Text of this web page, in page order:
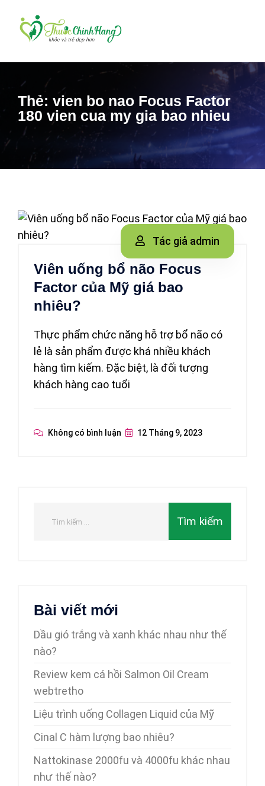
Thẻ: vien bo nao Focus Factor
180 vien cua my gia bao nhieu
Tác giả admin
Viên uống bổ não Focus
Factor của Mỹ giá bao
nhiêu?
Thực phẩm chức năng hỗ trợ bổ não có
lẻ là sản phẩm được khá nhiều khách
hàng tìm kiếm. Đặc biệt, là đối tượng
khách hàng cao tuổi
Không có bình luận 12 Tháng 9, 2023
Bài viết mới
Dầu gió trắng và xanh khác nhau như thế
nào?
Review kem cá hồi Salmon Oil Cream
webtretho
Liệu trình uống Collagen Liquid của Mỹ
Cinal C hàm lượng bao nhiêu?
Nattokinase 2000fu và 4000fu khác nhau
như thế nào?